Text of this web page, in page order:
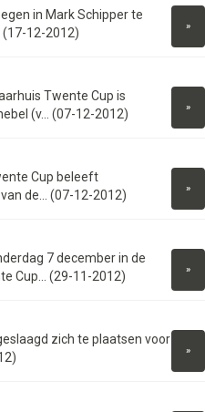
»
in Mark Schipper te
(17-12-2012)
»
Twente Cup is
(v... (07-12-2012)
»
Cup beleeft
de... (07-12-2012)
»
7 december in de
Cup... (29-11-2012)
»
zich te plaatsen voor